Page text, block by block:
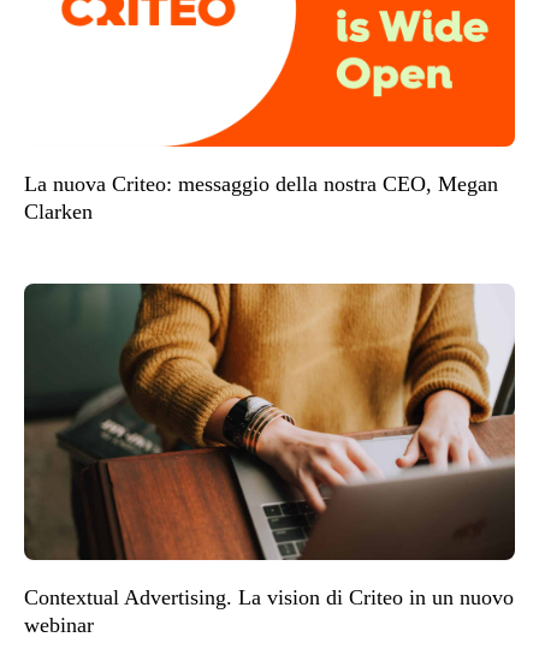
La nuova Criteo: messaggio della nostra CEO, Megan
Clarken
Contextual Advertising. La vision di Criteo in un nuovo
webinar